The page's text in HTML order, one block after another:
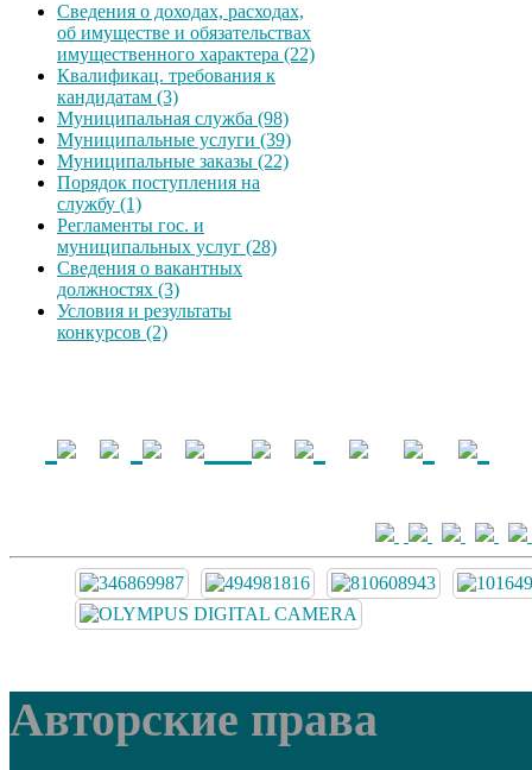
Сведения о доходах, расходах,
об имуществе и обязательствах
имущественного характера (22)
Квалификац. требования к
кандидатам (3)
Муниципальная служба (98)
Муниципальные услуги (39)
Муниципальные заказы (22)
Порядок поступления на
службу (1)
Регламенты гос. и
муниципальных услуг (28)
Сведения о вакантных
должностях (3)
Условия и результаты
конкурсов (2)
Авторские права